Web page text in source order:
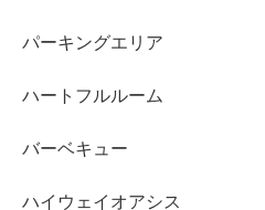
パーキングエリア
ハートフルルーム
バーベキュー
ハイウェイオアシス